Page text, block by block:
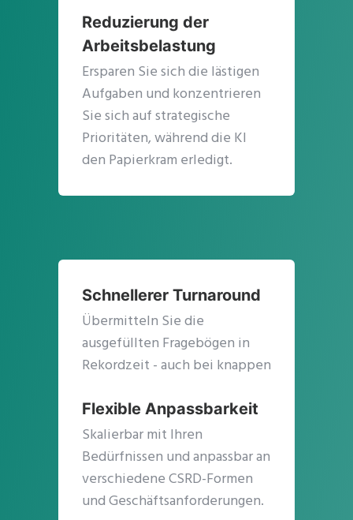
Reduzierung der
Arbeitsbelastung
Ersparen Sie sich die lästigen
Aufgaben und konzentrieren
Sie sich auf strategische
Prioritäten, während die KI
den Papierkram erledigt.
Schnellerer Turnaround
Übermitteln Sie die
ausgefüllten Fragebögen in
Rekordzeit - auch bei knappen
Flexible Anpassbarkeit
Skalierbar mit Ihren
Bedürfnissen und anpassbar an
verschiedene CSRD-Formen
und Geschäftsanforderungen.